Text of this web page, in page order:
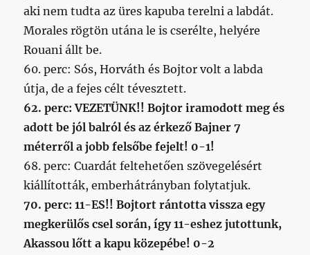
aki nem tudta az üres kapuba terelni a labdát.
Morales rögtön utána le is cserélte, helyére
Rouani állt be.
60. perc: Sós, Horváth és Bojtor volt a labda
útja, de a fejes célt tévesztett.
62. perc: VEZETÜNK!! Bojtor iramodott meg és
adott be jól balról és az érkező Bajner 7
méterről a jobb felsőbe fejelt! 0-1!
68. perc: Cuardát feltehetően szövegelésért
kiállították, emberhátrányban folytatjuk.
70. perc: 11-ES!! Bojtort rántotta vissza egy
megkerülős csel során, így 11-eshez jutottunk,
Akassou lőtt a kapu közepébe! 0-2